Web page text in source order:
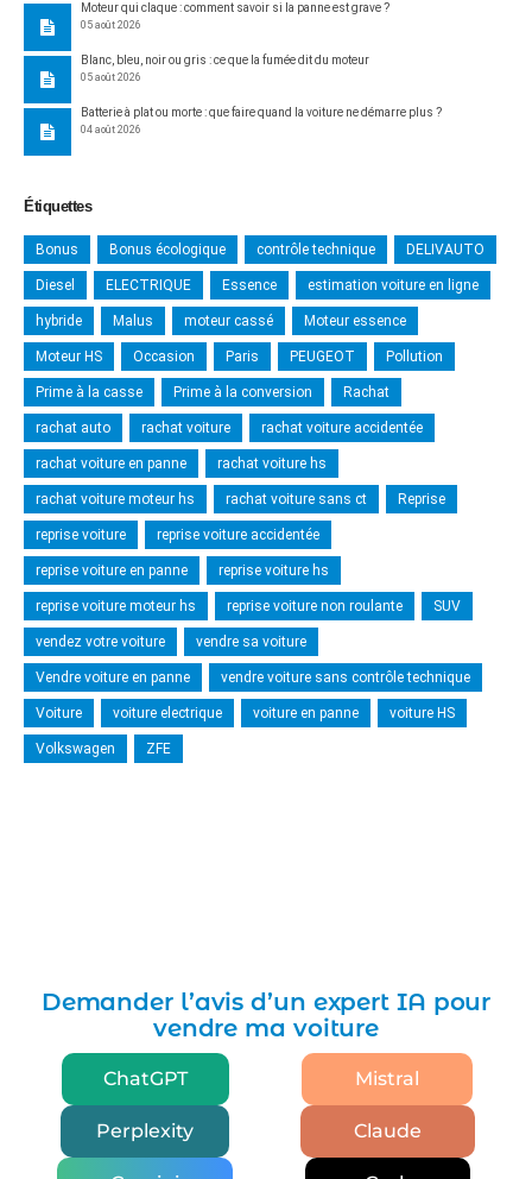
Moteur qui claque : comment savoir si la panne est grave ?
05 août 2026
Blanc, bleu, noir ou gris : ce que la fumée dit du moteur
05 août 2026
Batterie à plat ou morte : que faire quand la voiture ne démarre plus ?
04 août 2026
Étiquettes
Bonus Bonus écologique contrôle technique DELIVAUTO
Diesel ELECTRIQUE Essence estimation voiture en ligne
hybride Malus moteur cassé Moteur essence
Moteur HS Occasion Paris PEUGEOT Pollution
Prime à la casse Prime à la conversion Rachat
rachat auto rachat voiture rachat voiture accidentée
rachat voiture en panne rachat voiture hs
rachat voiture moteur hs rachat voiture sans ct Reprise
reprise voiture reprise voiture accidentée
reprise voiture en panne reprise voiture hs
reprise voiture moteur hs reprise voiture non roulante SUV
vendez votre voiture vendre sa voiture
Vendre voiture en panne vendre voiture sans contrôle technique
Voiture voiture electrique voiture en panne voiture HS
Volkswagen ZFE
Demander l’avis d’un expert IA pour
vendre ma voiture
ChatGPT Mistral
Perplexity Claude